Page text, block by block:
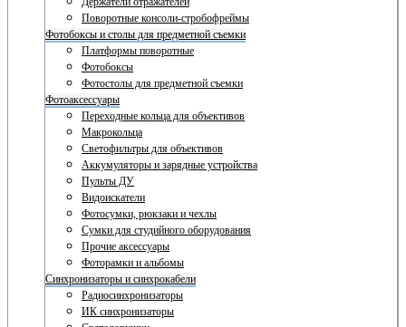
Поворотные консоли-стробофреймы
Фотобоксы и столы для предметной съемки
Платформы поворотные
Фотобоксы
Фотостолы для предметной съемки
Фотоаксессуары
Переходные кольца для объективов
Макрокольца
Светофильтры для объективов
Аккумуляторы и зарядные устройства
Пульты ДУ
Видоискатели
Фотосумки, рюкзаки и чехлы
Сумки для студийного оборудования
Прочие аксессуары
Фоторамки и альбомы
Синхронизаторы и синхрокабели
Радиосинхронизаторы
ИК синхронизаторы